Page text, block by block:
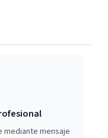
y certificada en Ho
mediante mensaje